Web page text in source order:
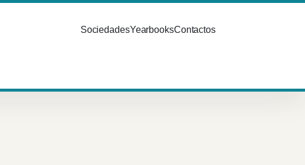
SociedadesYearbooksContactos